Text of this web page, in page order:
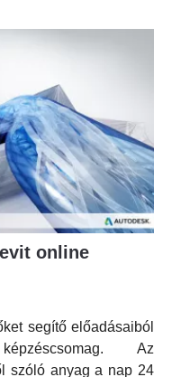
online
segítő előadásaiból
Az
szóló anyag a nap 24